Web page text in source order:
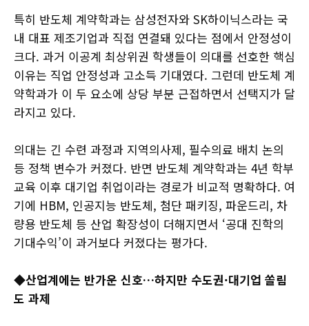
특히 반도체 계약학과는 삼성전자와 SK하이닉스라는 국
내 대표 제조기업과 직접 연결돼 있다는 점에서 안정성이
크다. 과거 이공계 최상위권 학생들이 의대를 선호한 핵심
이유는 직업 안정성과 고소득 기대였다. 그런데 반도체 계
약학과가 이 두 요소에 상당 부분 근접하면서 선택지가 달
라지고 있다.
의대는 긴 수련 과정과 지역의사제, 필수의료 배치 논의
등 정책 변수가 커졌다. 반면 반도체 계약학과는 4년 학부
교육 이후 대기업 취업이라는 경로가 비교적 명확하다. 여
기에 HBM, 인공지능 반도체, 첨단 패키징, 파운드리, 차
량용 반도체 등 산업 확장성이 더해지면서 ‘공대 진학의
기대수익’이 과거보다 커졌다는 평가다.
◆산업계에는 반가운 신호…하지만 수도권·대기업 쏠림
도 과제